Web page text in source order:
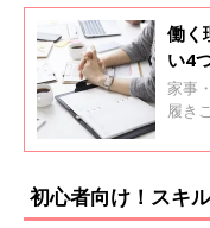
働く
い4
家事
履き
れぞ
た！
初心者向け！スキ